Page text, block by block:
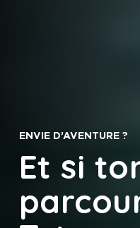
ENVIE D’AVENTURE ?
Et si